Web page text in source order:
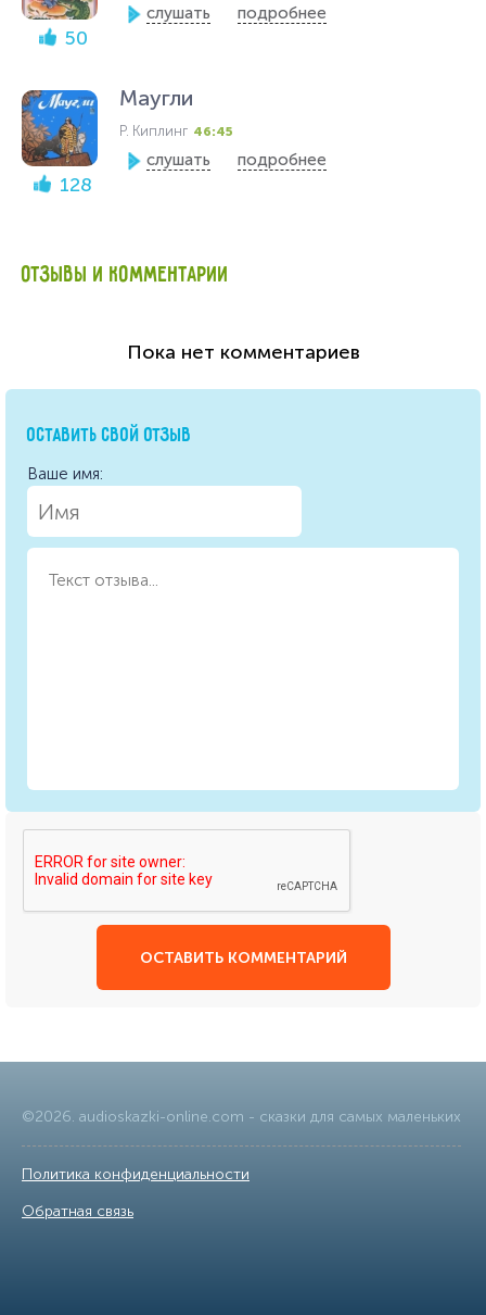
50
слушать подробнее
128
Маугли
Р. Киплинг 46:45
слушать подробнее
ОТЗЫВЫ И КОММЕНТАРИИ
Пока нет комментариев
ОСТАВИТЬ СВОЙ ОТЗЫВ
Ваше имя:
ОСТАВИТЬ КОММЕНТАРИЙ
©2026. audioskazki-online.com - сказки для самых маленьких
Политика конфиденциальности
Обратная связь